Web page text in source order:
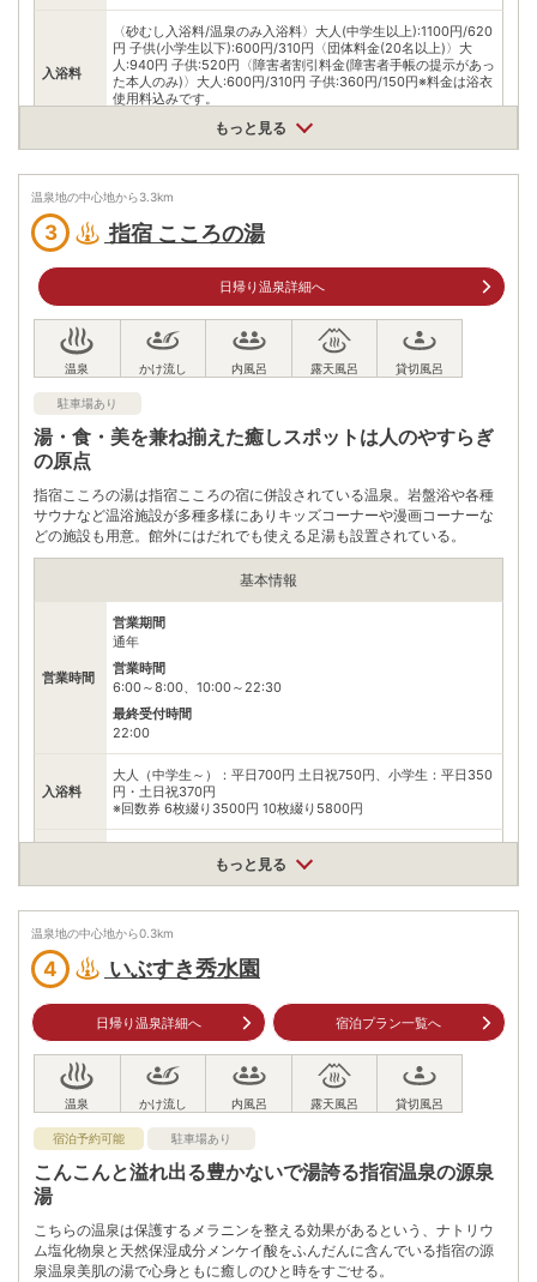
入浴料
〈砂むし入浴料/温泉のみ入浴料〉大人(中学生以上):1100円/620
円 子供(小学生以下):600円/310円〈団体料金(20名以上)〉大
人:940円 子供:520円〈障害者割引料金(障害者手帳の提示があっ
た本人のみ)〉大人:600円/310円 子供:360円/150円※料金は浴衣
使用料込みです。
アクセス
住所
鹿児島県指宿市湯の浜5丁目25番18号
車
JR指宿駅から 車で約3分
JR指宿駅から徒歩で約20分
JR指宿英からバスで5分「砂むし会館前停留所」下車目の前
駐車場 無料（100台）
0993233900
※ 掲載情報は変更になる場合があります。最新の内容はご利用前にご自身でお
※ 料金情報は税込・税抜表記が混ざっております。正しい金額はご利用前にご
自身でお問合せください。
もっと見る
温泉地の中心地から3.3km
3 指宿 こころの湯
日帰り温泉詳細へ
駐車場あり
湯・食・美を兼ね揃えた癒しスポットは人のやすらぎ
の原点
指宿こころの湯は指宿こころの宿に併設されている温泉。岩盤浴や各種
サウナなど温浴施設が多種多様にありキッズコーナーや漫画コーナーな
どの施設も用意。館外にはだれでも使える足湯も設置されている。
基本情報
営業時間
営業期間
通年
営業時間
6:00～8:00、10:00～22:30
最終受付時間
22:00
入浴料
大人（中学生～）：平日700円 土日祝750円、小学生：平日350
円・土日祝370円
※回数券 6枚綴り3500円 10枚綴り5800円
アクセス
住所
鹿児島県指宿市東方9236-7
車
谷山ICから約50分
JR指宿駅からタクシーで約10分
駐車場 無料（150台）
電話番号 0993241126
※ 掲載情報は変更になる場合があります。最新の内容はご利用前にご自身でお
※ 料金情報は税込・税抜表記が混ざっております。正しい金額はご利用前にご
自身でお問合せください。
もっと見る
温泉地の中心地から0.3km
4 いぶすき秀水園
日帰り温泉詳細へ 宿泊プラン一覧へ
宿泊予約可能 駐車場あり
こんこんと溢れ出る豊かないで湯誇る指宿温泉の源泉
湯
こちらの温泉は保護するメラニンを整える効果があるという、ナトリウ
ム塩化物泉と天然保湿成分メンケイ酸をふんだんに含んでいる指宿の源
泉温泉美肌の湯で心身ともに癒しのひと時をすごせる。